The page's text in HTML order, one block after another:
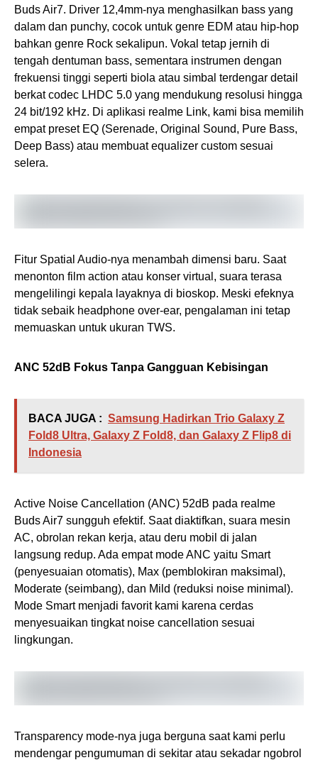
Buds Air7. Driver 12,4mm-nya menghasilkan bass yang
dalam dan punchy, cocok untuk genre EDM atau hip-hop
bahkan genre Rock sekalipun. Vokal tetap jernih di
tengah dentuman bass, sementara instrumen dengan
frekuensi tinggi seperti biola atau simbal terdengar detail
berkat codec LHDC 5.0 yang mendukung resolusi hingga
24 bit/192 kHz. Di aplikasi realme Link, kami bisa memilih
empat preset EQ (Serenade, Original Sound, Pure Bass,
Deep Bass) atau membuat equalizer custom sesuai
selera.
Fitur Spatial Audio-nya menambah dimensi baru. Saat
menonton film action atau konser virtual, suara terasa
mengelilingi kepala layaknya di bioskop. Meski efeknya
tidak sebaik headphone over-ear, pengalaman ini tetap
memuaskan untuk ukuran TWS.
ANC 52dB Fokus Tanpa Gangguan Kebisingan
BACA JUGA : Samsung Hadirkan Trio Galaxy Z
Fold8 Ultra, Galaxy Z Fold8, dan Galaxy Z Flip8 di
Indonesia
Active Noise Cancellation (ANC) 52dB pada realme
Buds Air7 sungguh efektif. Saat diaktifkan, suara mesin
AC, obrolan rekan kerja, atau deru mobil di jalan
langsung redup. Ada empat mode ANC yaitu Smart
(penyesuaian otomatis), Max (pemblokiran maksimal),
Moderate (seimbang), dan Mild (reduksi noise minimal).
Mode Smart menjadi favorit kami karena cerdas
menyesuaikan tingkat noise cancellation sesuai
lingkungan.
Transparency mode-nya juga berguna saat kami perlu
mendengar pengumuman di sekitar atau sekadar ngobrol